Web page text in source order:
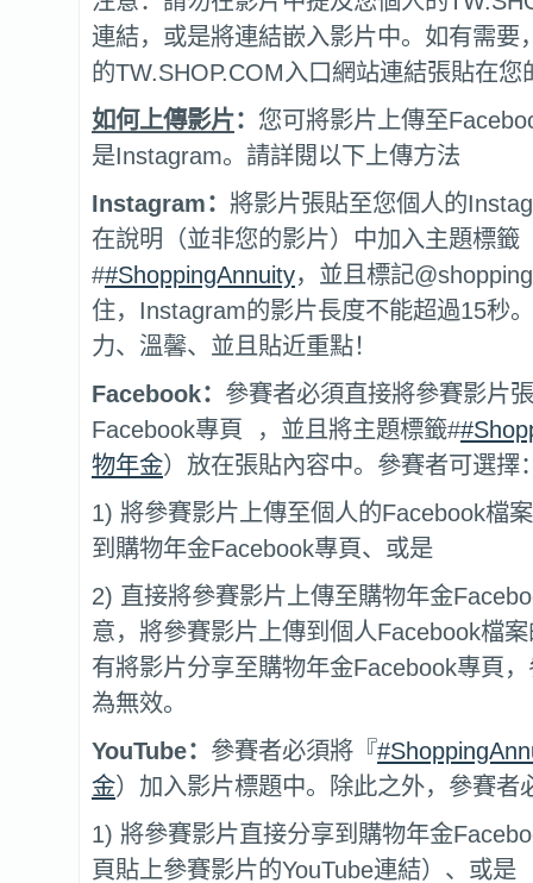
連結，或是將連結嵌入影片中。如有需要
的TW.SHOP.COM入口網站連結張貼在您
如何上傳影片： 您可將影片上傳至
是Instagram。請詳閱以下上傳方法
Instagram： 將影片張貼至您個人的
在說明（並非您的影片）中加入主題標籤
##ShoppingAnnuity，並且標記
住，Instagram的影片長度不能超過15秒
力、溫馨、並且貼近重點！
Facebook： 參賽者必須直接將參賽影片
Facebook專頁 ，並且將主題標籤#
物年金）放在張貼內容中。參賽者可選擇
1) 將參賽影片上傳至個人的Facebook檔
到購物年金Facebook專頁、或是
2) 直接將參賽影片上傳至購物年金
意，將參賽影片上傳到個人Facebook檔
有將影片分享至購物年金Facebook專頁
為無效。
YouTube： 參賽者必須將『
金）加入影片標題中。除此之外，參賽者
1) 將參賽影片直接分享到購物年金
頁貼上參賽影片的YouTube連結）、或是